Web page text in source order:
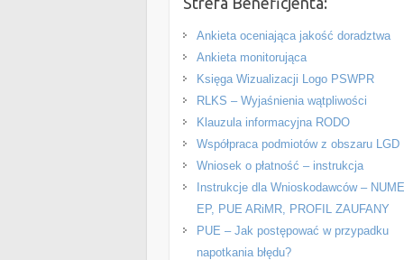
Ankieta oceniająca jakość doradztwa
Ankieta monitorująca
Księga Wizualizacji Logo PSWPR
RLKS – Wyjaśnienia wątpliwości
Klauzula informacyjna RODO
Współpraca podmiotów z obszaru LGD
Wniosek o płatność – instrukcja
Instrukcje dla Wnioskodawców –
EP, PUE ARiMR, PROFIL ZAUFANY
PUE – Jak postępować w przypadku
napotkania błędu?